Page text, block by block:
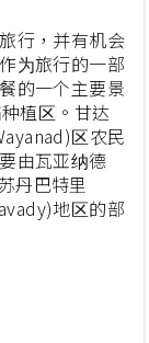
行，并有机会
为旅行的一部
的一个主要景
植区。甘达
区农民
由瓦亚纳德
丹巴特里
地区的部